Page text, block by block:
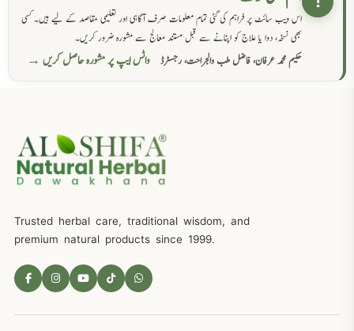
اس ویب سائٹ پر فراہم کی گئی تمام معلومات صرف آگاہی اور تعلیمی مقاصد کے لیے ہیں۔ کسی
بھی نسخہ، دوا یا علاج کو اپنانے سے قبل مستند معالج سے مشورہ ضرور کریں۔
حکیم محمد عرفان، فاضل طب والجراحت، رجسٹرڈ
واٹس ایپ پر مشورہ حاصل کریں →
Trusted herbal care, traditional wisdom, and
premium natural products since 1999.